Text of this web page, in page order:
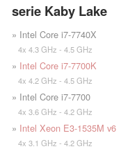
serie Kaby Lake
» Intel Core i7-7740X
4x 4.3 GHz - 4.5 GHz
» Intel Core i7-7700K
4x 4.2 GHz - 4.5 GHz
» Intel Core i7-7700
4x 3.6 GHz - 4.2 GHz
» Intel Xeon E3-1535M v6
4x 3.1 GHz - 4.2 GHz